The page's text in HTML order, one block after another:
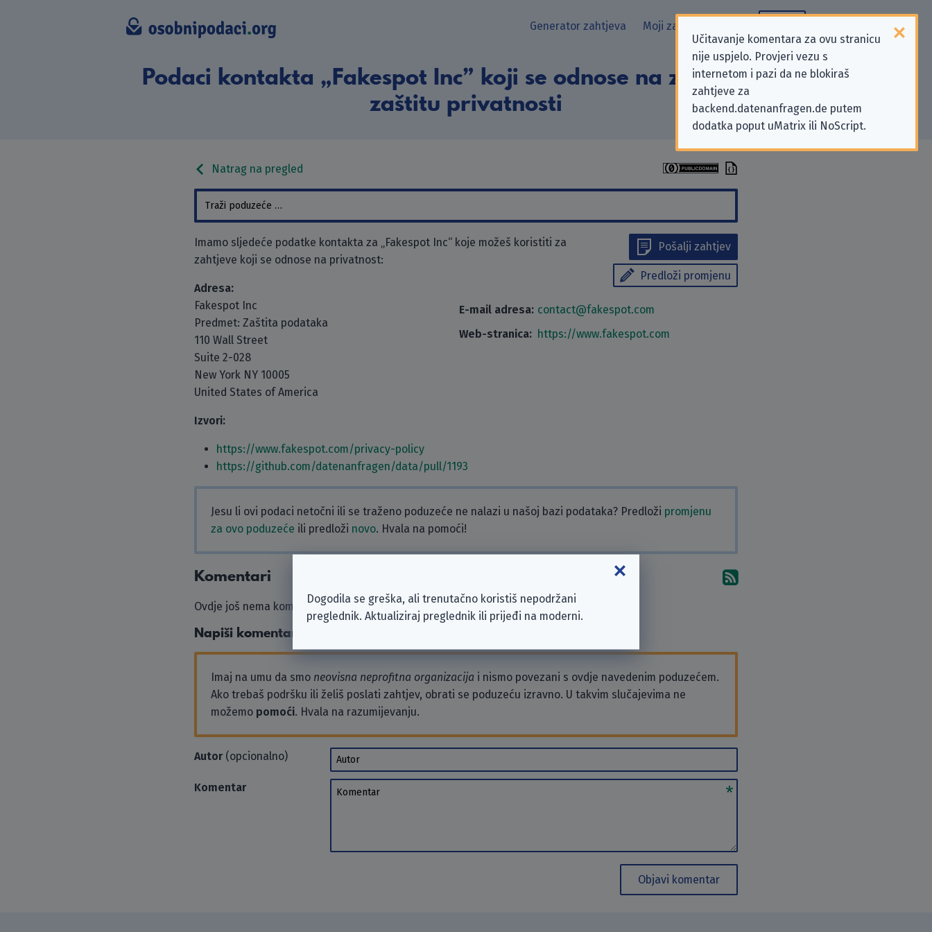
Učitavanje komentara za ovu stranicu
nije uspjelo. Provjeri vezu s
internetom i pazi da ne blokiraš
zahtjeve za
backend.datenanfragen.de putem
dodatka poput uMatrix ili NoScript.
Generator zahtjeva Moji zahtjevi
Podaci kontakta „Fakespot Inc” koji se odnose na zahtjeve za
zaštitu privatnosti
Natrag na pregled
Pošalji zahtjev
Predloži promjenu
Imamo sljedeće podatke kontakta za „Fakespot Inc“ koje možeš koristiti za
zahtjeve koji se odnose na privatnost:
Adresa:
Fakespot Inc
Predmet: Zaštita podataka
110 Wall Street
Suite 2-028
New York NY 10005
United States of America
E-mail adresa: contact@fakespot.com
Web-stranica: https://www.fakespot.com
Izvori:
https://www.fakespot.com/privacy-policy
https://github.com/datenanfragen/data/pull/1193
Jesu li ovi podaci netočni ili se traženo poduzeće ne nalazi u našoj bazi podataka? Predloži promjenu
za ovo poduzeće ili predloži novo. Hvala na pomoći!
Komentari Pretplati se na komentare
Ovdje još nema komentara. Ako želiš, napiši komentar!
Napiši komentar
Imaj na umu da smo neovisna neprofitna organizacija i nismo povezani s ovdje navedenim poduzećem.
Ako trebaš podršku ili želiš poslati zahtjev, obrati se poduzeću izravno. U takvim slučajevima ne
možemo pomoći. Hvala na razumijevanju.
Autor(opcionalno) Autor
Komentar Komentar
Objavi komentar
Dogodila se greška, ali trenutačno koristiš nepodržani
preglednik. Aktualiziraj preglednik ili prijeđi na moderni.